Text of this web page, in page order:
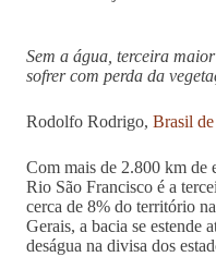
Sem a água, terceira
sofrer com perda da
Rodolfo Rodrigo, Brasil
Com mais de 2.800 km de
Rio São Francisco é a
cerca de 8% do território
Gerais, a bacia se estende
deságua na divisa dos